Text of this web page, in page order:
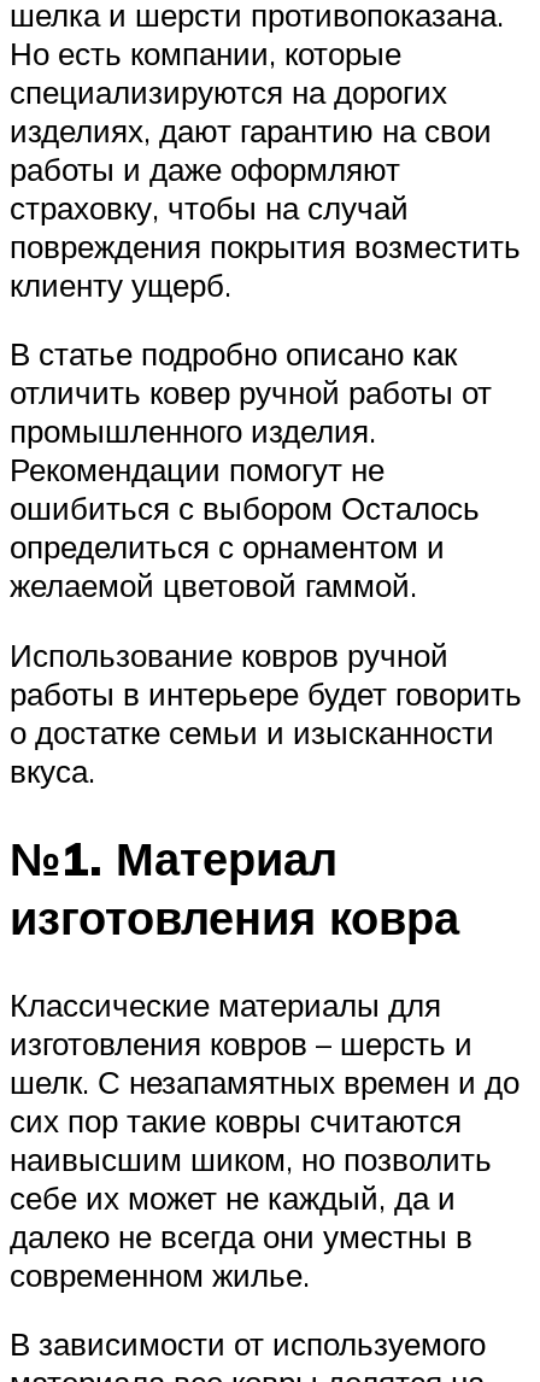
шелка и шерсти противопоказана.
Но есть компании, которые
специализируются на дорогих
изделиях, дают гарантию на свои
работы и даже оформляют
страховку, чтобы на случай
повреждения покрытия возместить
клиенту ущерб.
В статье подробно описано как
отличить ковер ручной работы от
промышленного изделия.
Рекомендации помогут не
ошибиться с выбором Осталось
определиться с орнаментом и
желаемой цветовой гаммой.
Использование ковров ручной
работы в интерьере будет говорить
о достатке семьи и изысканности
вкуса.
№1. Материал
изготовления ковра
Классические материалы для
изготовления ковров – шерсть и
шелк. С незапамятных времен и до
сих пор такие ковры считаются
наивысшим шиком, но позволить
себе их может не каждый, да и
далеко не всегда они уместны в
современном жилье.
В зависимости от используемого